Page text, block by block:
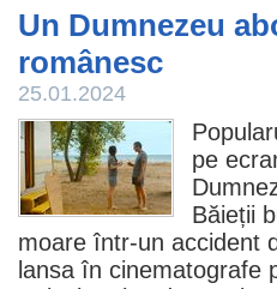
Un Dumnezeu
românesc
25.01.2024
pe
Băieții
moare într-un accident
lansa în cinematografe